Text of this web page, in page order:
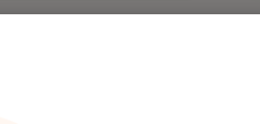
, složil I. a II.